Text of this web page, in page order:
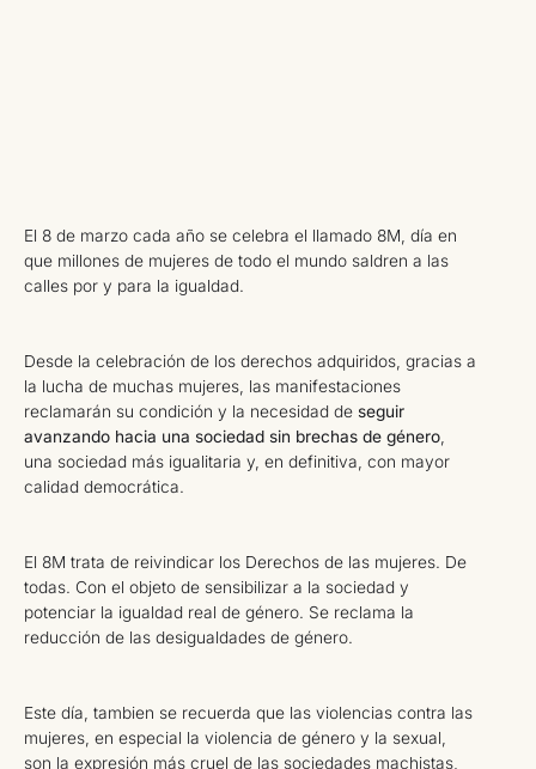
El 8 de marzo cada año se celebra el llamado 8M, día en
que millones de mujeres de todo el mundo saldren a las
calles por y para la igualdad.
Desde la celebración de los derechos adquiridos, gracias a
la lucha de muchas mujeres, las manifestaciones
reclamarán su condición y la necesidad de seguir
avanzando hacia una sociedad sin brechas de género
una sociedad más igualitaria y, en definitiva, con mayor
calidad democrática.
El 8M trata de reivindicar los Derechos de las mujeres. De
todas. Con el objeto de sensibilizar a la sociedad y
potenciar la igualdad real de género. Se reclama la
reducción de las desigualdades de género.
Este día, tambien se recuerda que las violencias contra las
mujeres, en especial la violencia de género y la sexual,
son la expresión más cruel de las sociedades machistas,